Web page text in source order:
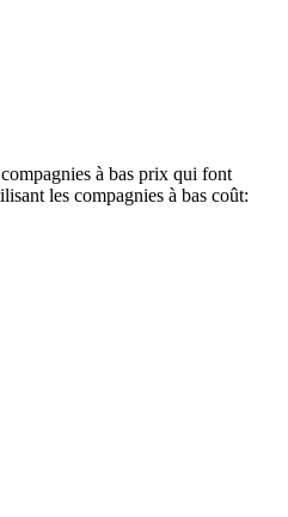
à bas prix qui font
les compagnies à bas coût: